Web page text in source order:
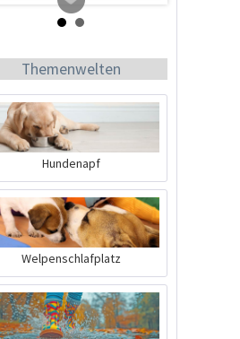
Ruffwear Crag Leine
Granite Gray
Inhalt1 Stück
49,99 € *
Ausverkauft
Themenwelten
Hundenapf
Welpenschlafplatz